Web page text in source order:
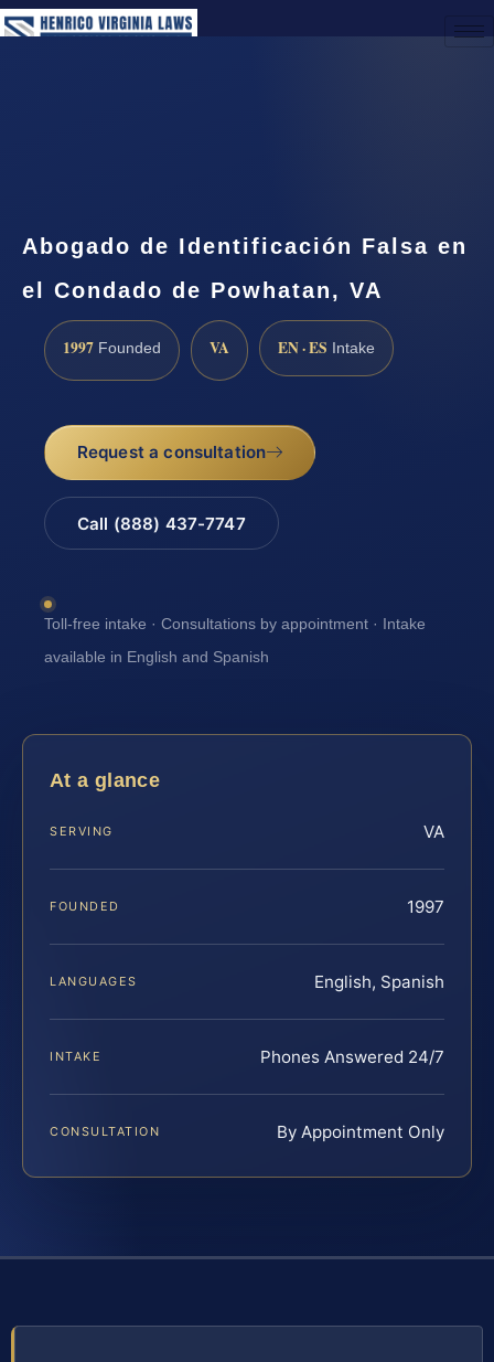
Abogado de Identificación Falsa en
el Condado de Powhatan, VA
1997 Founded VA EN · ES Intake
Request a consultation
Call (888) 437-7747
Toll-free intake · Consultations by appointment · Intake
available in English and Spanish
At a glance
SERVING VA
FOUNDED 1997
LANGUAGES English, Spanish
INTAKE Phones Answered 24/7
CONSULTATION By Appointment Only